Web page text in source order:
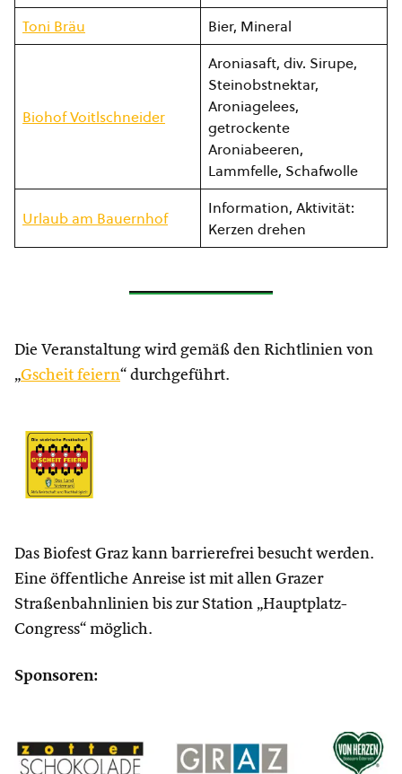
Toni Bräu
Bier, Mineral
Biohof Voitlschneider
Aroniasaft, div. Sirupe,
Steinobstnektar,
Aroniagelees,
getrockente
Aroniabeeren,
Lammfelle, Schafwolle
Urlaub am Bauernhof
Information, Aktivität:
Kerzen drehen
Die Veranstaltung wird gemäß den Richtlinien von
„Gscheit feiern“ durchgeführt.
Das Biofest Graz kann barrierefrei besucht werden.
Eine öffentliche Anreise ist mit allen Grazer
Straßenbahnlinien bis zur Station „Hauptplatz-
Congress“ möglich.
Sponsoren: